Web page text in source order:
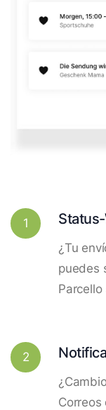
1
¿Tu
puedes
2